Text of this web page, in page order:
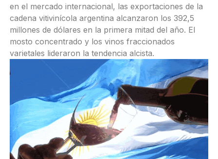
en el mercado internacional, las exportaciones de la
cadena vitivinícola argentina alcanzaron los 392,5
millones de dólares en la primera mitad del año. El
mosto concentrado y los vinos fraccionados
varietales lideraron la tendencia alcista.